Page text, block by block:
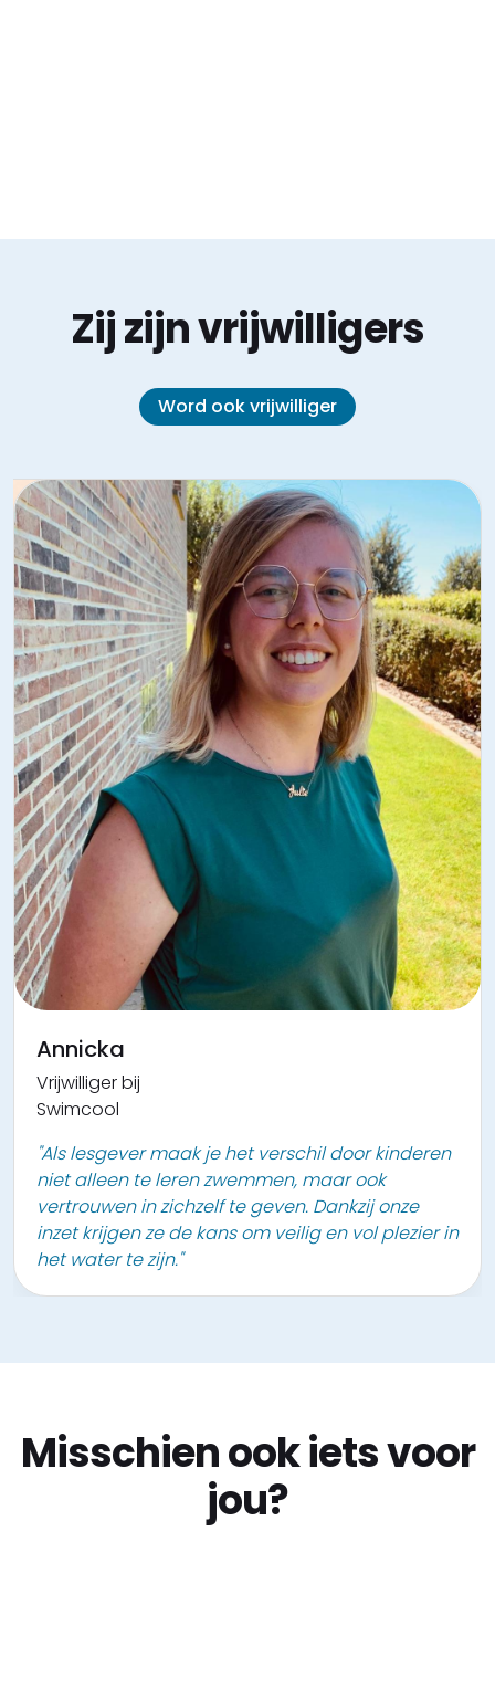
Zij zijn vrijwilligers
Word ook vrijwilliger
Jean
Vrijwilliger bij
Vrijwilligerswerk lokaal bestuur Kontich
"We helpen en steunen elkaar en leren zo ook
zelf veel bij."
Annicka
Vrijwilliger bij
Swimcool
"Als lesgever maak je het verschil door kinderen
niet alleen te leren zwemmen, maar ook
vertrouwen in zichzelf te geven. Dankzij onze
inzet krijgen ze de kans om veilig en vol plezier in
het water te zijn."
Misschien ook iets voor
jou?